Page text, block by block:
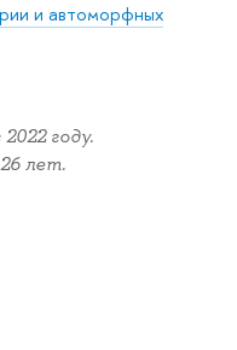
и автоморфных
году.
лет.